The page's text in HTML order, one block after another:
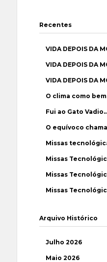
Recentes
VIDA DEPOIS DA
VIDA DEPOIS DA
VIDA DEPOIS DA
O clima como
Fui ao Gato
O equívoco
Missas
Missas
Missas
Missas
Arquivo Histórico
Julho 2026
Maio 2026